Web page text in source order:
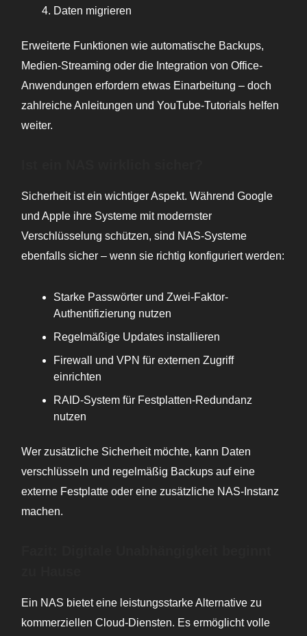
Daten migrieren
Erweiterte Funktionen wie automatische Backups,
Medien-Streaming oder die Integration von Office-
Anwendungen erfordern etwas Einarbeitung – doch
zahlreiche Anleitungen und YouTube-Tutorials helfen
weiter.
Sicherheit ist ein wichtiger Aspekt. Während Google
und Apple ihre Systeme mit modernster
Verschlüsselung schützen, sind NAS-Systeme
ebenfalls sicher – wenn sie richtig konfiguriert werden:
Starke Passwörter und Zwei-Faktor-
Authentifizierung nutzen
Regelmäßige Updates installieren
Firewall und VPN für externen Zugriff
einrichten
RAID-System für Festplatten-Redundanz
nutzen
Wer zusätzliche Sicherheit möchte, kann Daten
verschlüsseln und regelmäßig Backups auf eine
externe Festplatte oder eine zusätzliche NAS-Instanz
machen.
Ein NAS bietet eine leistungsstarke Alternative zu
kommerziellen Cloud-Diensten. Es ermöglicht volle